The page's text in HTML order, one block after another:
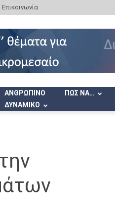
Επικοινωνία
ΑΝΘΡΩΠΙΝΟ
ΔΥΝΑΜΙΚΟ
ΠΩΣ ΝΑ…